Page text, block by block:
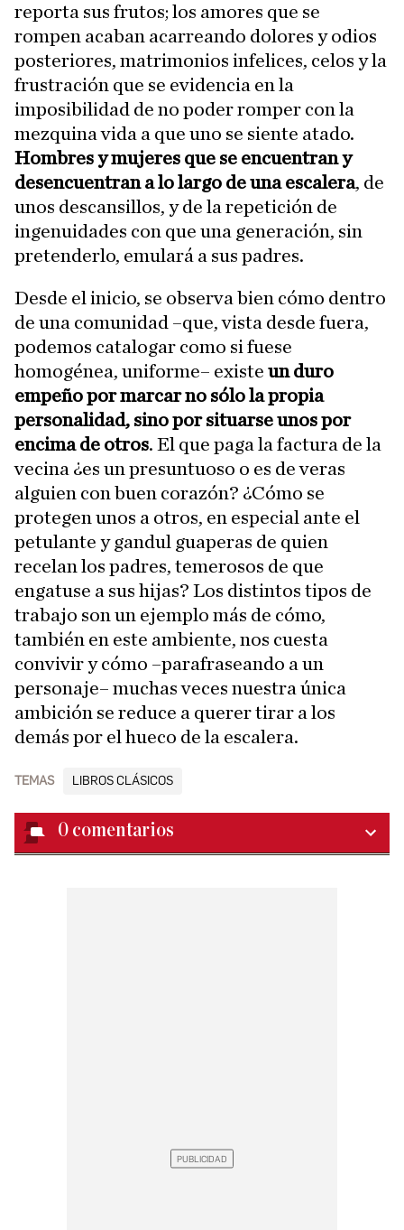
reporta sus frutos; los amores que se
rompen acaban acarreando dolores y odios
posteriores, matrimonios infelices, celos y la
frustración que se evidencia en la
imposibilidad de no poder romper con la
mezquina vida a que uno se siente atado.
Hombres y mujeres que se encuentran y
desencuentran a lo largo de una escalera, de
unos descansillos, y de la repetición de
ingenuidades con que una generación, sin
pretenderlo, emulará a sus padres.
Desde el inicio, se observa bien cómo dentro
de una comunidad –que, vista desde fuera,
podemos catalogar como si fuese
homogénea, uniforme– existe un duro
empeño por marcar no sólo la propia
personalidad, sino por situarse unos por
encima de otros. El que paga la factura de la
vecina ¿es un presuntuoso o es de veras
alguien con buen corazón? ¿Cómo se
protegen unos a otros, en especial ante el
petulante y gandul guaperas de quien
recelan los padres, temerosos de que
engatuse a sus hijas? Los distintos tipos de
trabajo son un ejemplo más de cómo,
también en este ambiente, nos cuesta
convivir y cómo –parafraseando a un
personaje– muchas veces nuestra única
ambición se reduce a querer tirar a los
demás por el hueco de la escalera.
TEMAS LIBROS CLÁSICOS
0 comentarios